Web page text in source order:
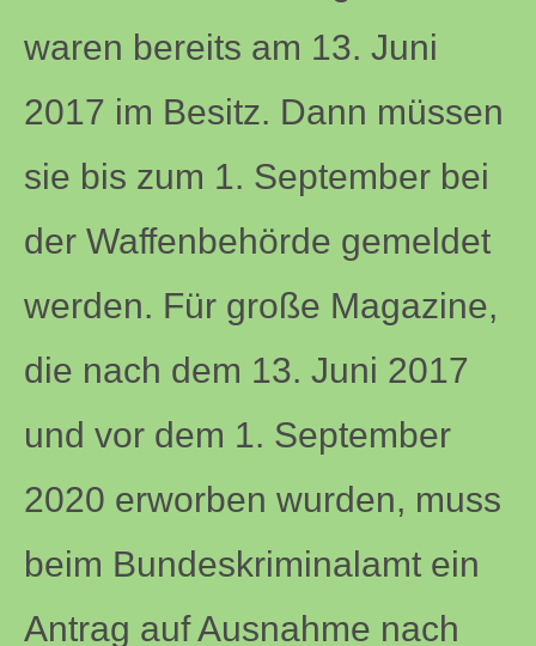
waren bereits am 13. Juni
2017 im Besitz. Dann müssen
sie bis zum 1. September bei
der Waffenbehörde gemeldet
werden. Für große Magazine,
die nach dem 13. Juni 2017
und vor dem 1. September
2020 erworben wurden, muss
beim Bundeskriminalamt ein
Antrag auf Ausnahme nach